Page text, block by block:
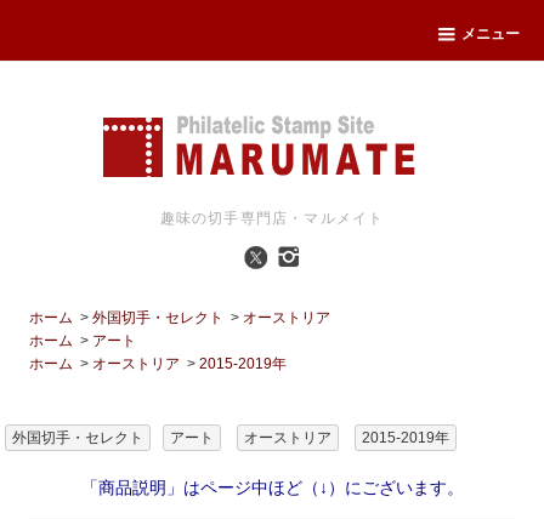
メニュー
趣味の切手専門店・マルメイト
ホーム >外国切手・セレクト > オーストリア
ホーム > アート
ホーム > オーストリア >2015-2019年
外国切手・セレクト アート オーストリア 2015-2019年
「商品説明」はページ中ほど（↓）にございます。